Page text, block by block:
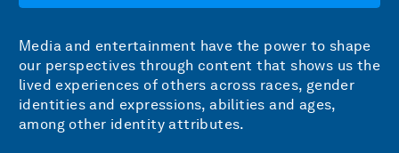
Media and entertainment have the power to shape
our perspectives through content that shows us the
lived experiences of others across races, gender
identities and expressions, abilities and ages,
among other identity attributes.